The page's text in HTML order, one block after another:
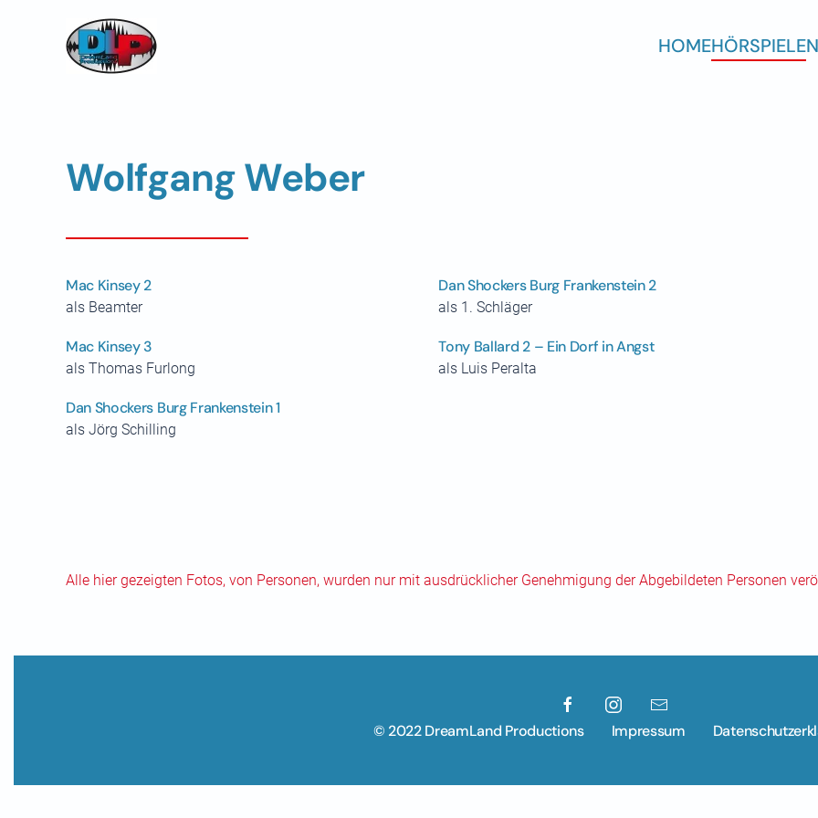
Skip to main content HOMEHÖRSPIELE
Wolfgang Weber
Mac Kinsey 2
als Beamter
Mac Kinsey 3
als Thomas Furlong
Dan Shockers Burg Frankenstein 1
als Jörg Schilling
Dan Shockers Burg Frankenstein 2
als 1. Schläger
Tony Ballard 2 – Ein Dorf in Angst
als Luis Peralta
Alle hier gezeigten Fotos, von Personen, wurden nur mit ausdrücklicher Genehmigung der Abgebildeten Personen
© 2022 DreamLand Productions Impressum